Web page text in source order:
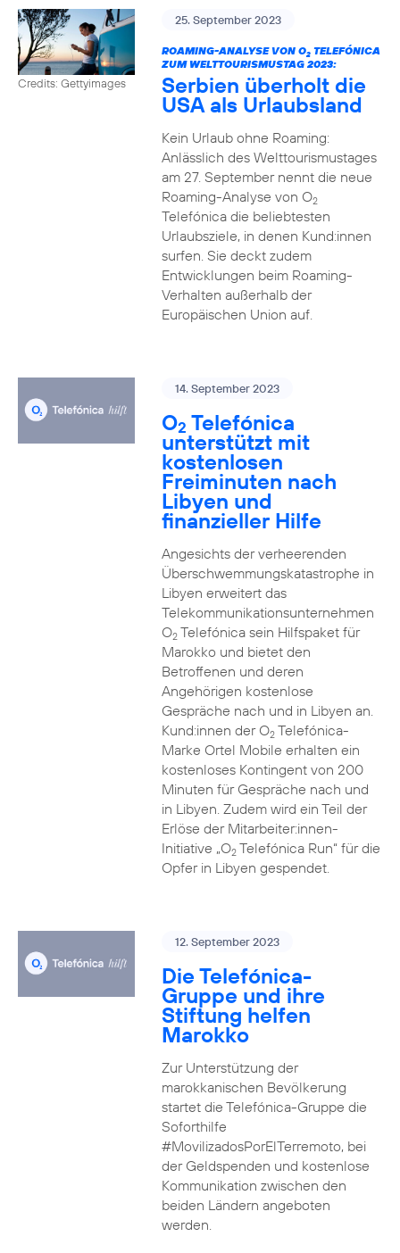
Credits: Gettyimages
25. September 2023
ROAMING-ANALYSE VON O2TELEFÓNICA
ZUM WELTTOURISMUSTAG 2023:
Serbien überholt die
USA als Urlaubsland
Kein Urlaub ohne Roaming:
Anlässlich des Welttourismustages
am 27. September nennt die neue
Roaming-Analyse von O2
Telefónica die beliebtesten
Urlaubsziele, in denen Kund:innen
surfen. Sie deckt zudem
Entwicklungen beim Roaming-
Verhalten außerhalb der
Europäischen Union auf.
14. September 2023
O2 Telefónica
unterstützt mit
kostenlosen
Freiminuten nach
Libyen und
finanzieller Hilfe
Angesichts der verheerenden
Überschwemmungskatastrophe in
Libyen erweitert das
Telekommunikationsunternehmen
O2Telefónica sein Hilfspaket für
Marokko und bietet den
Betroffenen und deren
Angehörigen kostenlose
Gespräche nach und in Libyen an.
Kund:innen der O2Telefónica-
Marke Ortel Mobile erhalten ein
kostenloses Kontingent von 200
Minuten für Gespräche nach und
in Libyen. Zudem wird ein Teil der
Erlöse der Mitarbeiter:innen-
Initiative „O2Telefónica Run“ für die
Opfer in Libyen gespendet.
12. September 2023
Die Telefónica-
Gruppe und ihre
Stiftung helfen
Marokko
Zur Unterstützung der
marokkanischen Bevölkerung
startet die Telefónica-Gruppe die
Soforthilfe
#MovilizadosPorElTerremoto, bei
der Geldspenden und kostenlose
Kommunikation zwischen den
beiden Ländern angeboten
werden.